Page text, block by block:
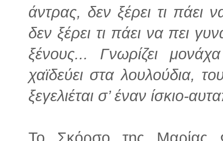
άντρας, δεν ξέρει τι πάει
δεν ξέρει τι πάει να πει
ξένους... Γνωρίζει
χαϊδεύει στα λουλούδια,
ξεγελιέται σ’ έναν ίσκιο-
Το Σκόρσο της Μαρίας